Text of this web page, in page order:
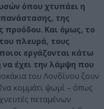
όπου χτυπάει η
της
προόδου. Και όμως, το
πλευρά, τους
εργάζονται κάτω
έχει την λάμψη που
του Λονδίνου ζουν
κομμάτι ψωμί – όπως
πεταμένων